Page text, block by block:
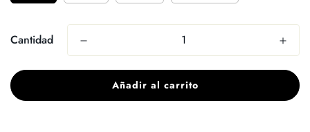
Cantidad
Añadir al carrito